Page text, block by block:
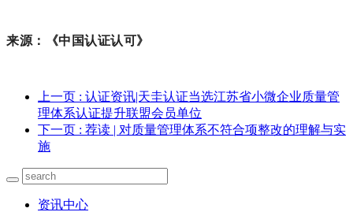
来源：《中国认证认可》
上一页 : 认证资讯|天圭认证当选江苏省小微企业质量管
理体系认证提升联盟会员单位
下一页 : 荐读 | 对质量管理体系不符合项整改的理解与实
施
资讯中心